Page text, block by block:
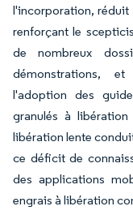
l'incorporation,
renforçant le
de nombreux
démonstrations,
l'adoption des
granulés à
libération lente
ce déficit de
des applications
engrais à libération